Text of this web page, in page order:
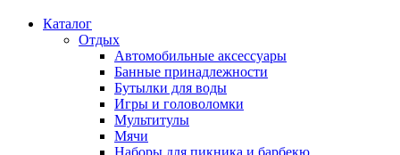
Каталог
Отдых
Автомобильные аксессуары
Банные принадлежности
Бутылки для воды
Игры и головоломки
Мультитулы
Мячи
Наборы для пикника и барбекю